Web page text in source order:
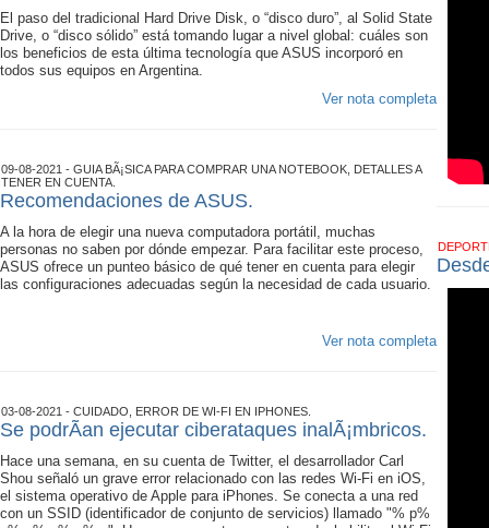
El paso del tradicional Hard Drive Disk, o “disco duro”, al Solid State
Drive, o “disco sólido” está tomando lugar a nivel global: cuáles son
los beneficios de esta última tecnología que ASUS incorporó en
todos sus equipos en Argentina.
Ver nota completa
09-08-2021 - GUIA BÃ¡SICA PARA COMPRAR UNA NOTEBOOK, DETALLES A
TENER EN CUENTA.
Recomendaciones de ASUS.
A la hora de elegir una nueva computadora portátil, muchas
personas no saben por dónde empezar. Para facilitar este proceso,
ASUS ofrece un punteo básico de qué tener en cuenta para elegir
las configuraciones adecuadas según la necesidad de cada usuario.
Ver nota completa
03-08-2021 - CUIDADO, ERROR DE WI-FI EN IPHONES.
Se podrÃ­an ejecutar ciberataques inalÃ¡mbricos.
Hace una semana, en su cuenta de Twitter, el desarrollador Carl
Shou señaló un grave error relacionado con las redes Wi-Fi en iOS,
el sistema operativo de Apple para iPhones. Se conecta a una red
con un SSID (identificador de conjunto de servicios) llamado "% p%